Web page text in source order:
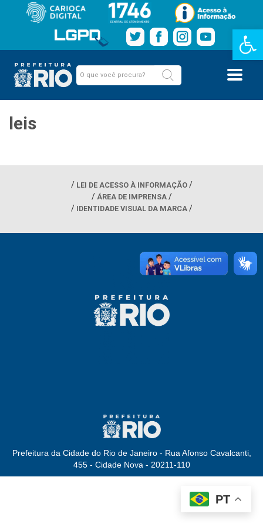
Barra de
leis
LEI DE ACESSO À INFORMAÇÃO
ÁREA DE IMPRENSA
IDENTIDADE VISUAL DA MARCA
Prefeitura da Cidade do Rio de Janeiro - Rua Afonso Cavalcanti,
455 - Cidade Nova - 20211-110
PT